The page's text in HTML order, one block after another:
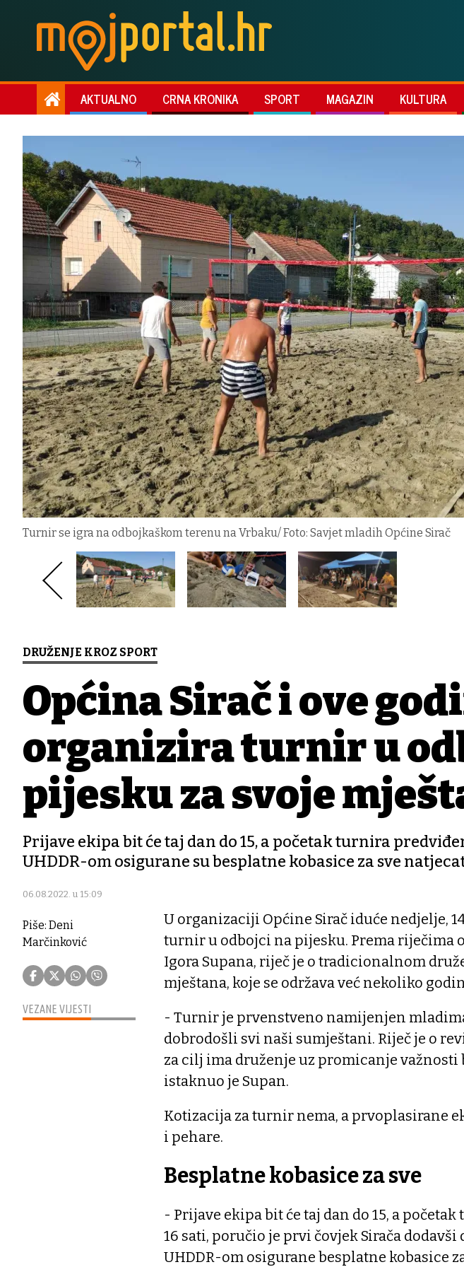
AKTUALNO CRNA KRONIKA SPORT MAGAZIN KULTURA
Turnir se igra na odbojkaškom terenu na Vrbaku/ Foto: Savjet mladih Općine Sirač
DRUŽENJE KROZ SPORT
Općina Sirač i ove
organizira turnir u
pijesku za svoje
Prijave ekipa bit će taj dan do 15, a početak turnira
UHDDR-om osigurane su besplatne kobasice za sve
06.08.2022. u 15:09
Piše: Deni
Marčinković
VEZANE VIJESTI
U organizaciji Općine Sirač iduće nedjelje,
turnir u odbojci na pijesku. Prema riječima
Igora Supana, riječ je o tradicionalnom
mještana, koje se održava već nekoliko
- Turnir je prvenstveno namijenjen
dobrodošli svi naši sumještani. Riječ je o
za cilj ima druženje uz promicanje važnosti
istaknuo je Supan.
Kotizacija za turnir nema, a prvoplasirane
i pehare.
Besplatne kobasice za sve
- Prijave ekipa bit će taj dan do 15, a
16 sati, poručio je prvi čovjek Sirača dodavši
UHDDR-om osigurane besplatne kobasice